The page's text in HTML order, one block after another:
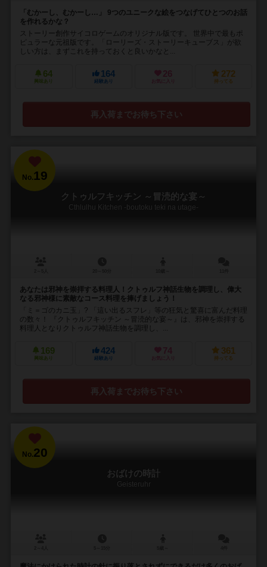
「むかーし、むかーし…」 9つのユニークな絵をつなげてひとつのお話
を作れるかな？
ストーリー創作サイコロゲームのオリジナル版です。 世界中で最もポ
ピュラーな元祖版です。「ローリーズ・ストーリーキューブス」が欲
しい方は、まずこれを持っておくと良いかなと...
64
興味あり
164
経験あり
26
お気に入り
272
持ってる
再入荷までお待ち下さい
No.19
クトゥルフキッチン ～冒涜的な宴～
Cthlulhu Kitchen -boutoku teki na utage-
あなたは邪神を崇拝する料理人！クトゥルフ神話生物を調理し、偉大
なる邪神様に素敵なコース料理を捧げましょう！
「ミ＝ゴのカニ玉」? 「這い出るスフレ」等の狂気と驚喜に富んだ料理
の数々！ 『クトゥルフキッチン ～冒涜的な宴～』は、邪神を崇拝する
料理人となりクトゥルフ神話生物を調理し、...
169
興味あり
424
経験あり
74
お気に入り
361
持ってる
再入荷までお待ち下さい
No.20
おばけの時計
Geisteruhr